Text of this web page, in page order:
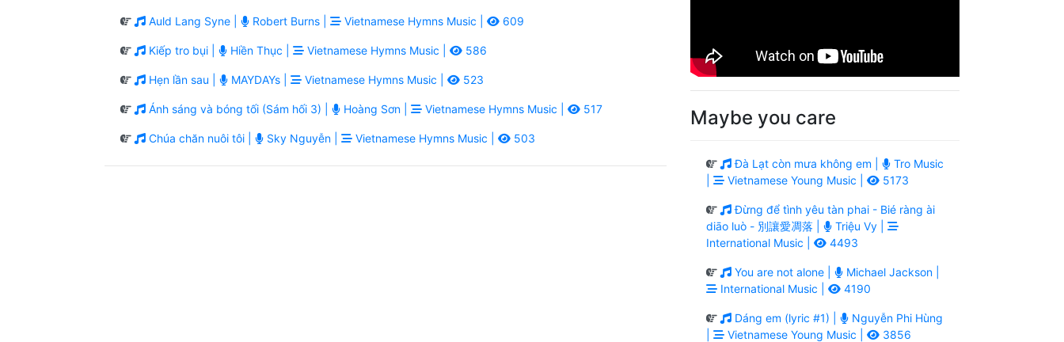
Auld Lang Syne | Robert Burns | Vietnamese Hymns Music | 609
Kiếp tro bụi | Hiền Thục | Vietnamese Hymns Music | 586
Hẹn lần sau | MAYDAYs | Vietnamese Hymns Music | 523
Ánh sáng và bóng tối (Sám hối 3) | Hoàng Sơn | Vietnamese Hymns Music | 517
Chúa chăn nuôi tôi | Sky Nguyễn | Vietnamese Hymns Music | 503
Maybe you care
Đà Lạt còn mưa không em |
Tro Music
Vietnamese Young Music | 5173
Đừng để tình yêu tàn phai - Bié ràng ài
diāo luò - 別讓愛凋落 |
Triệu Vy |
International Music |
4493
You are not alone |
Michael Jackson |
International Music |
4190
Dáng em (lyric #1) |
Nguyễn Phi Hùng
Vietnamese Young Music | 3856